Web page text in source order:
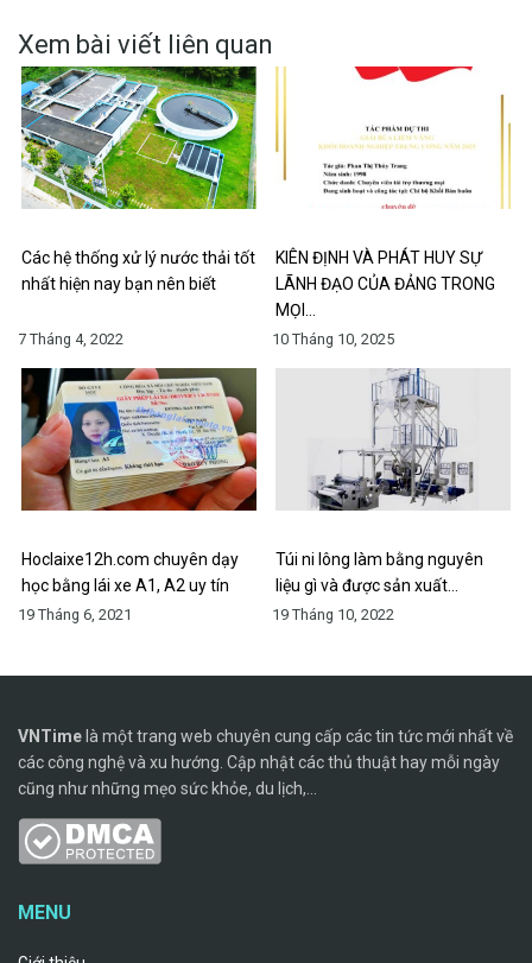
Xem bài viết liên quan
Các hệ thống xử lý nước thải tốt
nhất hiện nay bạn nên biết
7 Tháng 4, 2022
KIÊN ĐỊNH VÀ PHÁT HUY SỰ
LÃNH ĐẠO CỦA ĐẢNG TRONG
MỌI…
10 Tháng 10, 2025
Hoclaixe12h.com chuyên dạy
học bằng lái xe A1, A2 uy tín
19 Tháng 6, 2021
Túi ni lông làm bằng nguyên
liệu gì và được sản xuất…
19 Tháng 10, 2022
VNTime là một trang web chuyên cung cấp các tin tức mới nhất về
các công nghệ và xu hướng. Cập nhật các thủ thuật hay mỗi ngày
cũng như những mẹo sức khỏe, du lịch,...
MENU